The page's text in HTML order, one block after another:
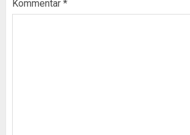
Kommentar *